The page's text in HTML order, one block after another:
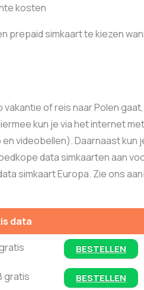
kosten
prepaid simkaart te kiezen
of reis naar Polen
kun je via het internet
videobellen). Daarnaast kun
data simkaarten aan
simkaart Europa. Zie ons
data
BESTELLEN
gratis BESTELLEN